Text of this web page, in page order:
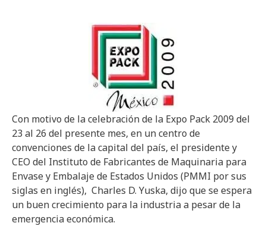
Con motivo de la celebración de la Expo Pack 2009 del
23 al 26 del presente mes, en un centro de
convenciones de la capital del país, el presidente y
CEO del Instituto de Fabricantes de Maquinaria para
Envase y Embalaje de Estados Unidos (PMMI por sus
siglas en inglés), Charles D. Yuska, dijo que se espera
un buen crecimiento para la industria a pesar de la
emergencia económica.